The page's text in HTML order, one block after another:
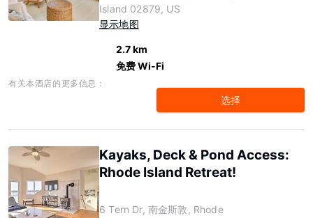
Island 02879, US
显示地图
2.7 km
免费 Wi-Fi
有关本酒店的更多信息：
选择
Kayaks, Deck & Pond Access:
Rhode Island Retreat!
6 Tern Dr, 南金斯敦, Rhode